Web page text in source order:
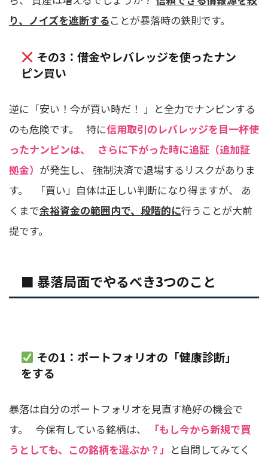
り、ノイズを遮断することが暴落時の鉄則です。
その3：借金やレバレッジを使ったナン
ピン買い
逆に「安い！今が買い時だ！ 」と全力でナンピンする
のも危険です。 特に信用取引のレバレッジを目一杯使
ったナンピンは、
さらに下がった時に追証（追加証
拠金） が発生し、 強制決済で退場するリスクがありま
す。 「買い」自体は正しい判断になり得ますが、 あ
くまで余裕資金の範囲内で、段階的に行うことが大前
提です。
■ 暴落局面でやるべき3つのこと
その1：ポートフォリオの「健康診断」
をする
暴落は自分のポートフォリオを見直す絶好の機会で
す。 今保有している銘柄は、
「もし今から新規で買
うとしても、この銘柄を選ぶか？」 と自問してみてく